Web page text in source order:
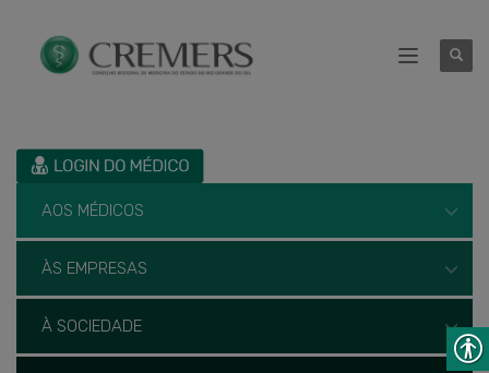
AOS MÉDICOS
ÀS EMPRESAS
À SOCIEDADE